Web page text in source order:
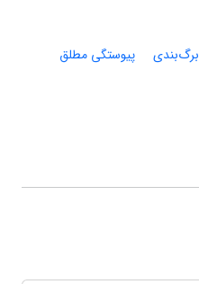
برگ‌بندی
پیوستگی مطلق